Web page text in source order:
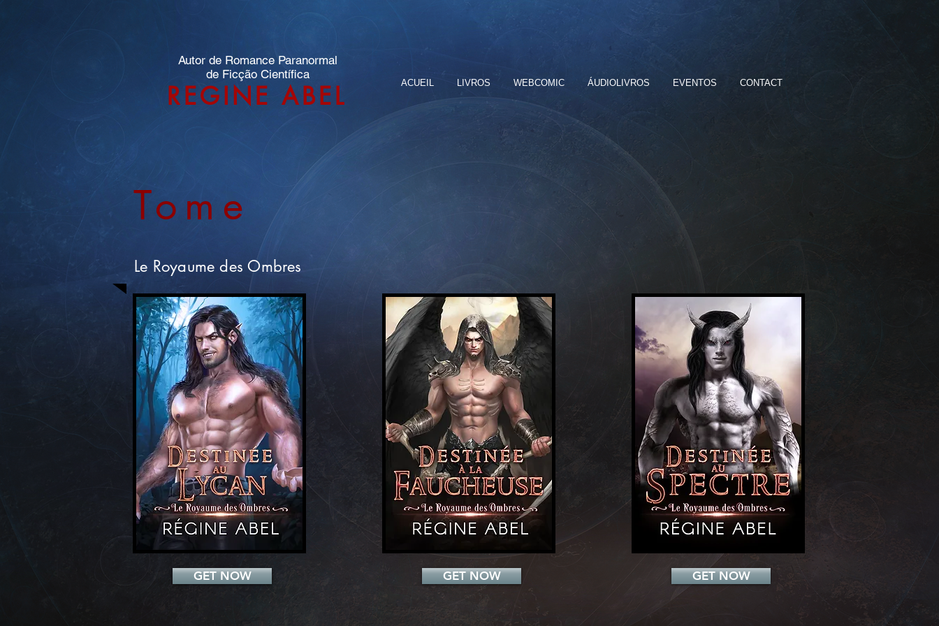
Autor de Romance Paranormal
de Ficção Científica
REGINE ABEL ACUEIL LIVROS WEBCOMIC ÁUDIOLIVROS EVENTOS CONTACT
Tome
Le Royaume des Ombres
Add a Title
GET NOW
Add a Title
GET NOW
Add a Title
GET NOW